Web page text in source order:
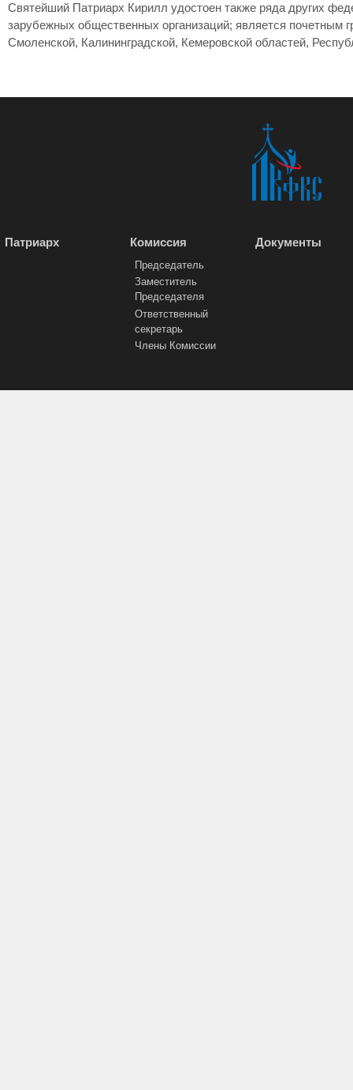
Святейший Патриарх Кирилл удостоен также ряда других
зарубежных общественных организаций; является
Смоленской, Калининградской, Кемеровской областей,
Патриарх Комиссия
Председатель
Заместитель
Председателя
Ответственный
секретарь
Члены Комиссии
Документы